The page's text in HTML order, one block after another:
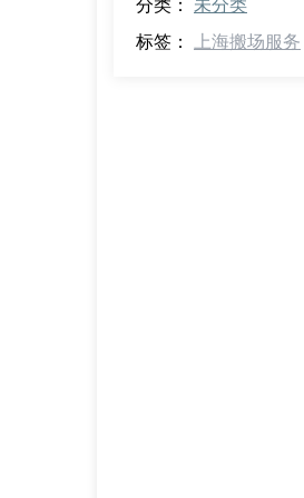
标签： 上海搬场服务